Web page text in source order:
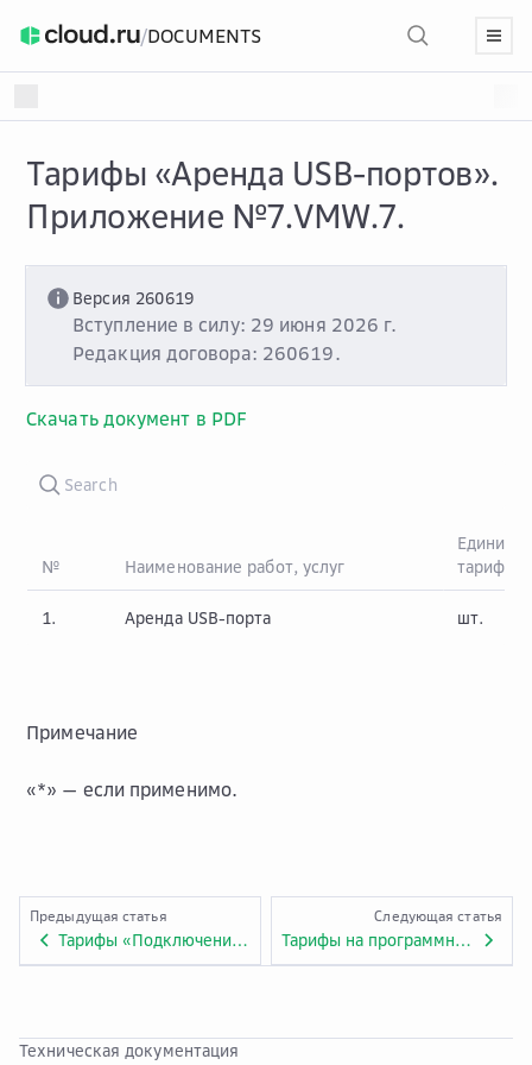
/DOCUMENTS
Тарифы «Аренда USB-портов».
Приложение №7.VMW.7.
Версия 260619
Вступление в силу: 29 июня 2026 г.
Редакция договора: 260619.
Скачать документ в PDF
№ Наименование работ, услуг
Единица
1. Аренда USB-порта шт.
Примечание
«*» — если применимо.
Предыдущая статья
Тарифы «Подключение к сервисам Cloud.ru, интернет, SFP модули, Межплатформенная связность». Приложение №7.VMW.6.
Следующая статья
Тарифы на программное обеспечение
Техническая документация